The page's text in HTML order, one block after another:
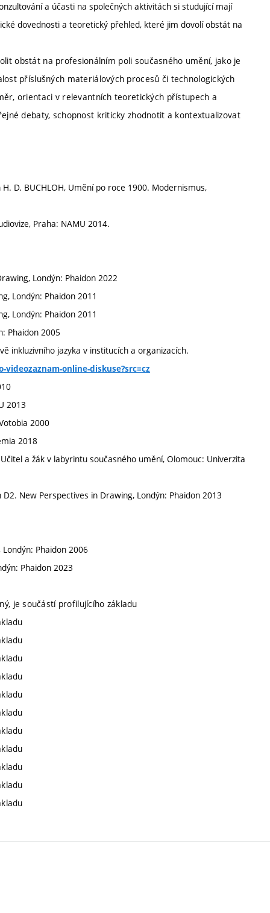
a účasti na společných aktivitách si studující mají
dovednosti a teoretický přehled, které jim dovolí obstát na
obstát na profesionálním poli současného umění, jako je
příslušných materiálových procesů či technologických
orientaci v relevantních teoretických přístupech a
debaty, schopnost kriticky zhodnotit a kontextualizovat
H. D. BUCHLOH, Umění po roce 1900. Modernismus,
Praha: NAMU 2014.
Londýn: Phaidon 2022
Londýn: Phaidon 2011
Londýn: Phaidon 2011
Phaidon 2005
inkluzivního jazyka v institucích a organizacích.
online-diskuse?src=cz
2013
2000
2018
a žák v labyrintu současného umění, Olomouc: Univerzita
D2. New Perspectives in Drawing, Londýn: Phaidon 2013
Londýn: Phaidon 2006
Phaidon 2023
je součástí profilujícího základu